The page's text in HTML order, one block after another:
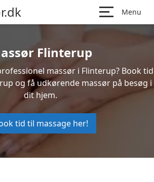
Menu
Flinterup
massør i Flinterup? Book tid
og få udkørende massør på besøg i
dit hjem.
tid til massage her!